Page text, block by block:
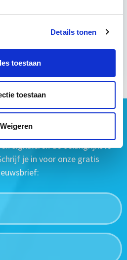
Details tonen
toestaan
toestaan
Weigeren
informatie
missen?
vastgoednieuws uit diverse
signaleren de belangrijkste
je in voor onze gratis